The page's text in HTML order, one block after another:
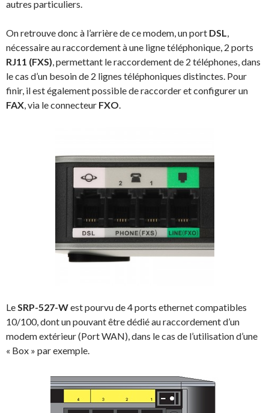
autres particuliers.
On retrouve donc à l’arrière de ce modem, un port DSL
nécessaire au raccordement à une ligne téléphonique, 2 ports
RJ11 (FXS) , permettant le raccordement de 2 téléphones, dans
le cas d’un besoin de 2 lignes téléphoniques distinctes. Pour
finir, il est également possible de raccorder et configurer un
FAX , via le connecteur FXO
Le SRP-527-West pourvu de 4 ports ethernet compatibles
10/100, dont un pouvant être dédié au raccordement d’un
modem extérieur (Port WAN), dans le cas de l’utilisation d’une
« Box » par exemple.